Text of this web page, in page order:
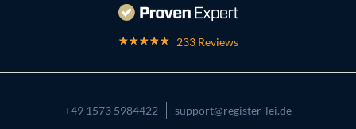
233 Reviews
+49 1573 5984422 support@register-lei.de